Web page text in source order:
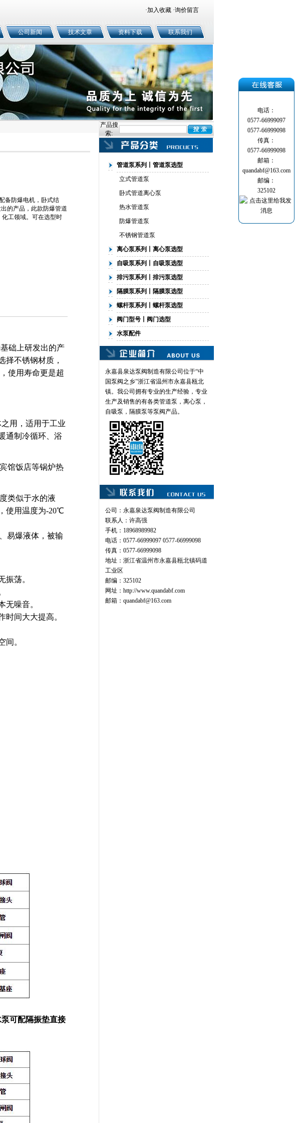
·加入收藏 ·询价留言
公司新闻 技术文章 资料下载 联系我们
备防爆电机，卧式结
的产品，此款防爆管道
工领域。可在选型时
础上研发出的产
择不锈钢材质，
使用寿命更是超
用，适用于工业
通制冷循环、浴
馆饭店等锅炉热
类似于水的液
使用温度为-20℃
易爆液体，被输
振荡。
无噪音。
间大大提高。
间。
可配隔振垫直接
产品搜
索:
管道泵系列丨管道泵选型
立式管道泵
卧式管道离心泵
热水管道泵
防爆管道泵
不锈钢管道泵
离心泵系列丨离心泵选型
自吸泵系列丨自吸泵选型
排污泵系列丨排污泵选型
隔膜泵系列丨隔膜泵选型
螺杆泵系列丨螺杆泵选型
阀门型号丨阀门选型
水泵配件
永嘉县泉达泵阀制造有限公司位于“中
国泵阀之乡”浙江省温州市永嘉县瓯北
镇。我公司拥有专业的生产经验，专业
生产及销售的有各类管道泵 ，离心泵，
自吸泵，隔膜泵等泵阀产品。
公司：永嘉泉达泵阀制造有限公司
联系人：许高强
手机：18968989982
电话：0577-66999097 0577-66999098
传真：0577-66999098
地址：浙江省温州市永嘉县瓯北镇码道
工业区
邮编：325102
网址： http://www.quandabf.com
邮箱： quandabf@163.com
电话：
0577-66999097
0577-66999098
传真：
0577-66999098
邮箱：
quandabf@163.com
邮编：
325102